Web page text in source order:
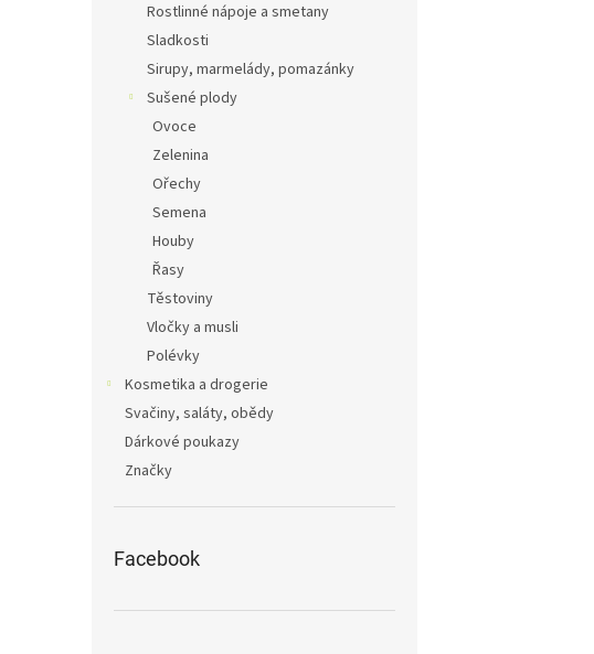
Rostlinné nápoje a smetany
Sladkosti
Sirupy, marmelády, pomazánky
Sušené plody
Ovoce
Zelenina
Ořechy
Semena
Houby
Řasy
Těstoviny
Vločky a musli
Polévky
Kosmetika a drogerie
Svačiny, saláty, obědy
Dárkové poukazy
Značky
Facebook